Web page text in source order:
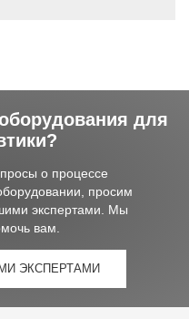
для
о процессе
просим
экспертами. Мы
вам.
ЭКСПЕРТАМИ